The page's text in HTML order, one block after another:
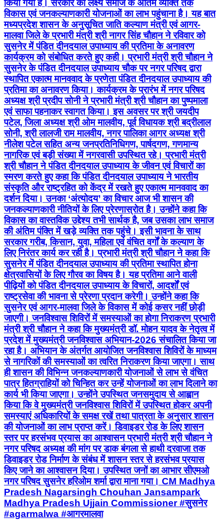
किया गया है। सरकार का लक्ष्य समाज के अंतिम व्यक्ति तक
विकास एवं जनकल्याणकारी योजनाओं का लाभ पहुंचाना है। यह बात
मध्यप्रदेश शासन के अनुसूचित जाति कल्याण मंत्री एवं आगर-
मालवा जिले के प्रभारी मंत्री श्री नागर सिंह चौहान ने रविवार को
सुसनेर में पंडित दीनदयाल उपाध्याय की प्रतिमा के अनावरण
कार्यक्रम को संबोधित करते हुए कही। प्रभारी मंत्री श्री चौहान ने
सुसनेर के पंडित दीनदयाल उपाध्याय चौक पर नगर परिषद द्वारा
स्थापित एकात्म मानववाद के प्रणेता पंडित दीनदयाल उपाध्याय की
प्रतिमा का अनावरण किया। कार्यक्रम के प्रारंभ में नगर परिषद
अध्यक्ष श्री प्रदीप सोनी ने प्रभारी मंत्री श्री चौहान का पुष्पमाला
एवं साफा पहनाकर स्वागत किया। इस अवसर पर श्री जयदीप
पटेल, जिला अध्यक्ष श्री ओम मालवीय, पूर्व विधायक श्री बद्रीलाल
सोनी, श्री लालजी राम मालवीय, नगर पालिका आगर अध्यक्ष श्री
नीलेश पटेल सहित अन्य जनप्रतिनिधिगण, पार्षदगण, गणमान्य
नागरिक एवं बड़ी संख्या में नगरवासी उपस्थित रहे। प्रभारी मंत्री
श्री चौहान ने पंडित दीनदयाल उपाध्याय के जीवन एवं विचारों का
स्मरण करते हुए कहा कि पंडित दीनदयाल उपाध्याय ने भारतीय
संस्कृति और राष्ट्रहित को केंद्र में रखते हुए एकात्म मानववाद का
दर्शन दिया। उनका ‘अंत्योदय’ का विचार आज भी शासन की
जनकल्याणकारी नीतियों के लिए प्रेरणास्रोत है। उन्होंने कहा कि
विकास का वास्तविक उद्देश्य तभी सार्थक है, जब उसका लाभ समाज
की अंतिम पंक्ति में खड़े व्यक्ति तक पहुंचे। इसी भावना के साथ
सरकार गरीब, किसान, युवा, महिला एवं वंचित वर्गों के कल्याण के
लिए निरंतर कार्य कर रही है। प्रभारी मंत्री श्री चौहान ने कहा कि
सुसनेर में पंडित दीनदयाल उपाध्याय की प्रतिमा स्थापित होना
क्षेत्रवासियों के लिए गौरव का विषय है। यह प्रतिमा आने वाली
पीढ़ियों को पंडित दीनदयाल उपाध्याय के विचारों, आदर्शों एवं
राष्ट्रसेवा की भावना से प्रेरणा प्रदान करेगी। उन्होंने कहा कि
सुसनेर एवं आगर-मालवा जिले के विकास में कोई कसर नहीं छोड़ी
जाएगी। जनविश्वास शिविरों में समस्याओं का होगा निराकरण प्रभारी
मंत्री श्री चौहान ने कहा कि मुख्यमंत्री डॉ. मोहन यादव के नेतृत्व में
प्रदेश में मुख्यमंत्री जनविश्वास अभियान-2026 संचालित किया जा
रहा है। अभियान के अंतर्गत आयोजित जनविश्वास शिविरों के माध्यम
से नागरिकों की समस्याओं का त्वरित निराकरण किया जाएगा। साथ
ही शासन की विभिन्न जनकल्याणकारी योजनाओं से लाभ से वंचित
पात्र हितग्राहियों को चिन्हित कर उन्हें योजनाओं का लाभ दिलाने का
कार्य भी किया जाएगा। उन्होंने उपस्थित जनसमुदाय से आह्वान
किया कि वे मुख्यमंत्री जनविश्वास शिविरों में उपस्थित होकर अपनी
समस्याएं अधिकारियों के समक्ष रखें तथा पात्रता के अनुसार शासन
की योजनाओं का लाभ प्राप्त करें। डिवाइडर रोड के लिए शासन
स्तर पर हरसंभव प्रयास का आश्वासन प्रभारी मंत्री श्री चौहान ने
नगर परिषद अध्यक्ष की मांग पर डाक बंगला से हाथी दरवाजा तक
डिवाइडर रोड निर्माण के संबंध में शासन स्तर से हरसंभव प्रयास
किए जाने का आश्वासन दिया। उपस्थित जनों का आभार सीएमओ
नगर परिषद सुसनेर हरिओम शर्मा द्वारा माना गया। CM Madhya
Pradesh Nagarsingh Chouhan Jansampark
Madhya Pradesh Ujjain Commissioner #सुसनेर
#agarmalwa #आगरमालवा